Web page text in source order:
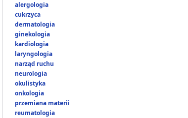
alergologia
cukrzyca
dermatologia
ginekologia
kardiologia
laryngologia
narząd ruchu
neurologia
okulistyka
onkologia
przemiana materii
reumatologia